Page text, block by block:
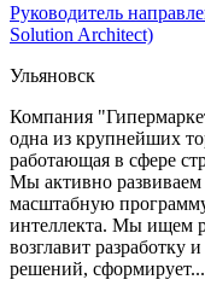
Руководитель
Solution Architect)
Ульяновск
Компания
одна из крупнейших
работающая в сфере
Мы активно
масштабную
интеллекта. Мы ищем
возглавит разработку
решений, сформирует...